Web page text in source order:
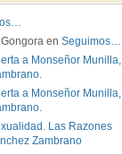
en Seguimos…
a Monseñor Munilla,
a Monseñor Munilla,
Las Razones
Zambrano